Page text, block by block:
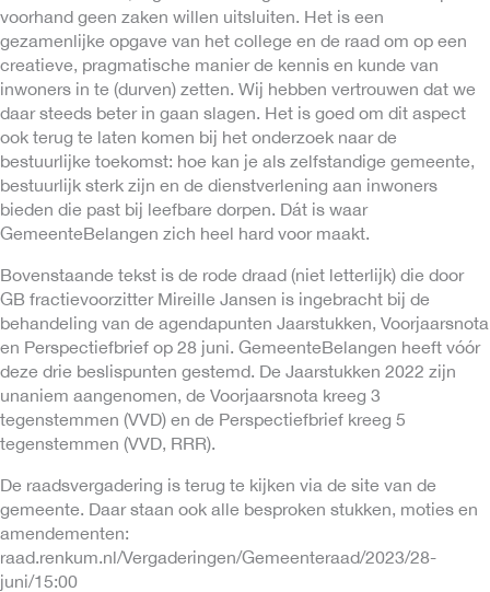
voorhand geen zaken willen uitsluiten. Het is een
gezamenlijke opgave van het college en de raad om op een
creatieve, pragmatische manier de kennis en kunde van
inwoners in te (durven) zetten. Wij hebben vertrouwen dat we
daar steeds beter in gaan slagen. Het is goed om dit aspect
ook terug te laten komen bij het onderzoek naar de
bestuurlijke toekomst: hoe kan je als zelfstandige gemeente,
bestuurlijk sterk zijn en de dienstverlening aan inwoners
bieden die past bij leefbare dorpen. Dát is waar
GemeenteBelangen zich heel hard voor maakt.
Bovenstaande tekst is de rode draad (niet letterlijk) die door
GB fractievoorzitter Mireille Jansen is ingebracht bij de
behandeling van de agendapunten Jaarstukken, Voorjaarsnota
en Perspectiefbrief op 28 juni. GemeenteBelangen heeft vóór
deze drie beslispunten gestemd. De Jaarstukken 2022 zijn
unaniem aangenomen, de Voorjaarsnota kreeg 3
tegenstemmen (VVD) en de Perspectiefbrief kreeg 5
tegenstemmen (VVD, RRR).
De raadsvergadering is terug te kijken via de site van de
gemeente. Daar staan ook alle besproken stukken, moties en
amendementen:
raad.renkum.nl/Vergaderingen/Gemeenteraad/2023/28-
juni/15:00